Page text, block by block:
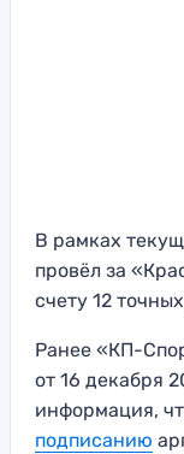
В рамках
провёл за
счету 12
Ранее «КП-
от 16 декабря
информация,
подписанию